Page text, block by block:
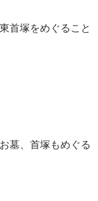
首塚をめぐること
墓、首塚もめぐる